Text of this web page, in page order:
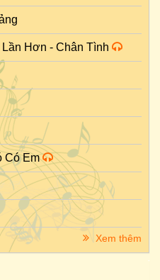
Hơn - Chân Tình
Có Em
Xem thêm